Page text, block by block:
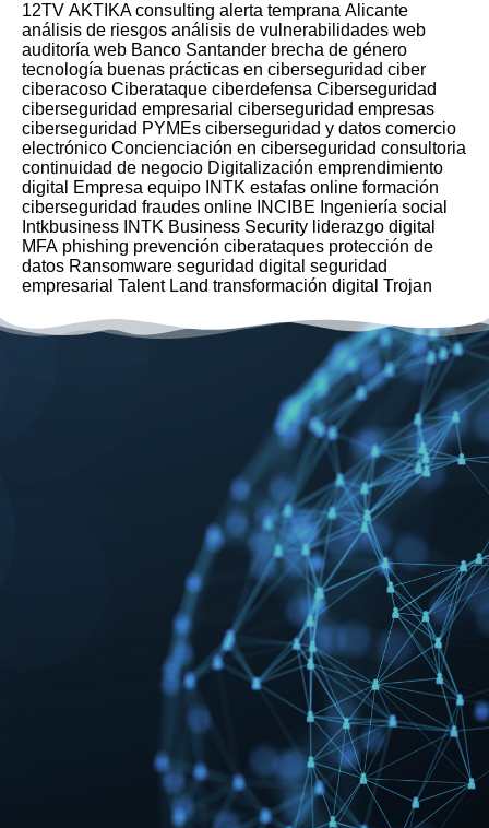
12TV AKTIKA consulting alerta temprana Alicante
análisis de riesgos análisis de vulnerabilidades web
auditoría web Banco Santander brecha de género
tecnología buenas prácticas en ciberseguridad ciber
ciberacoso Ciberataque ciberdefensa Ciberseguridad
ciberseguridad empresarial ciberseguridad empresas
ciberseguridad PYMEs ciberseguridad y datos comercio
electrónico Concienciación en ciberseguridad consultoria
continuidad de negocio Digitalización emprendimiento
digital
Empresa equipo INTK estafas online formación
ciberseguridad fraudes online INCIBE Ingeniería social
Intkbusiness INTK Business Security liderazgo digital
MFA phishing prevención ciberataques protección de
datos Ransomware seguridad digital seguridad
empresarial Talent Land transformación digital Trojan